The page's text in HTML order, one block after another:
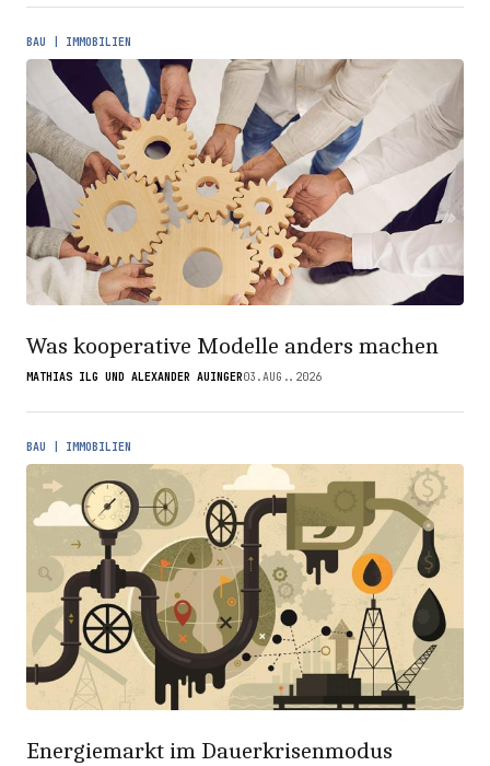
BAU | IMMOBILIEN
Was kooperative Modelle anders machen
MATHIAS ILG UND ALEXANDER AUINGER03.AUG..2026
BAU | IMMOBILIEN
Energiemarkt im Dauerkrisenmodus